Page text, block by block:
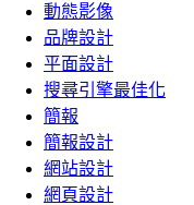
動態影像
品牌設計
平面設計
搜尋引擎最佳化
簡報
簡報設計
網站設計
網頁設計